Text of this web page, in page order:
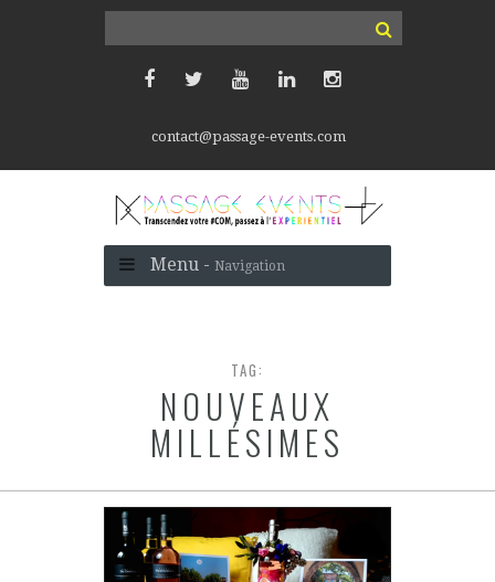
contact@passage-events.com
Menu - Navigation
TAG:
NOUVEAUX
MILLÉSIMES